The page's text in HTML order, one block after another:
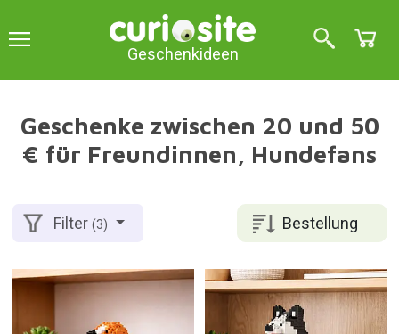
Geschenkideen
Geschenke zwischen 20 und 50
€ für Freundinnen, Hundefans
Bestellung
Filter(3)